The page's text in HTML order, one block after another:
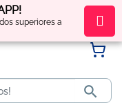
superiores a
tus compras
